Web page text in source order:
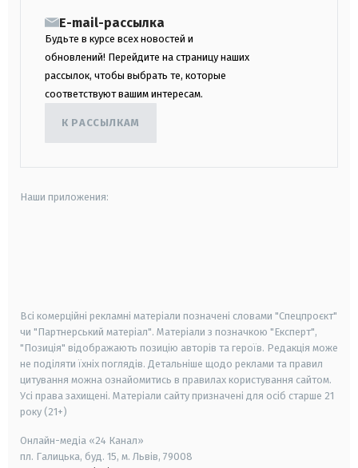
E-mail-рассылка
Будьте в курсе всех новостей и
обновлений! Перейдите на страницу наших
рассылок, чтобы выбрать те, которые
соответствуют вашим интересам.
К РАССЫЛКАМ
Наши приложения:
Всі комерційні рекламні матеріали позначені словами "Спецпроєкт"
чи "Партнерський матеріал". Матеріали з позначкою "Експерт",
"Позиція" відображають позицію авторів та героїв. Редакція може
не поділяти їхніх поглядів. Детальніше щодо реклами та правил
цитування можна ознайомитись в правилах користування сайтом.
Усі права захищені. Матеріали сайту призначені для осіб старше 21
року (21+)
Онлайн-медіа «24 Канал»
пл. Галицька, буд. 15, м. Львів, 79008